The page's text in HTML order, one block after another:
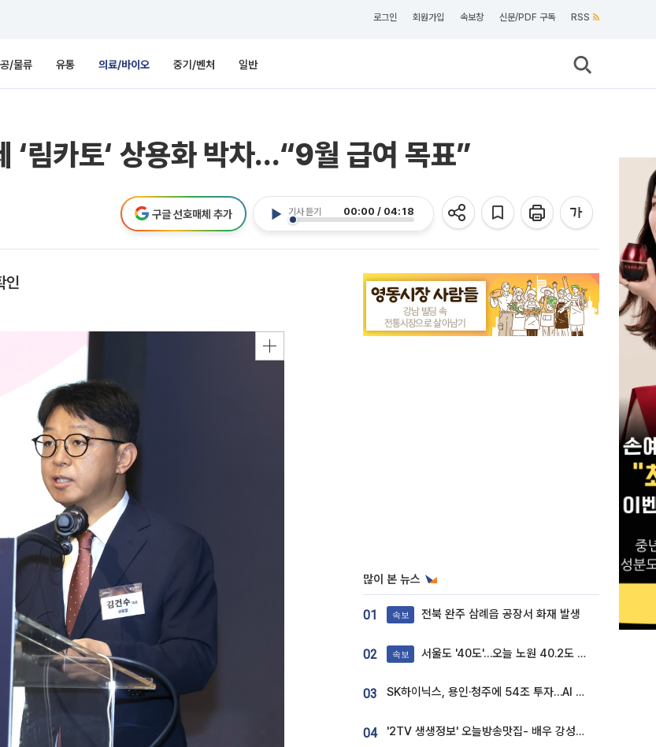
로그인 회원가입 속보창 신문/PDF 구독 RSS
/물류 유통 의료/바이오 중기/벤처 일반
림카토‘ 상용화 박차…“9월 급여 목표”
기사 듣기 00:00 / 04:18
구글 선호매체 추가
인
많이 본 뉴스
01 속보 전북 완주 삼례읍 공장서 화재 발생
02 속보 서울도 '40도'…오늘 노원 40.2도 기록
03 SK하이닉스, 용인·청주에 54조 투자…AI 메모리 생산기지 키운다
04 '2TV 생생정보' 오늘방송맛집- 배우 강성진 단골! 쌀국수ㆍ푸팟퐁 커리 맛집 '블○○○'